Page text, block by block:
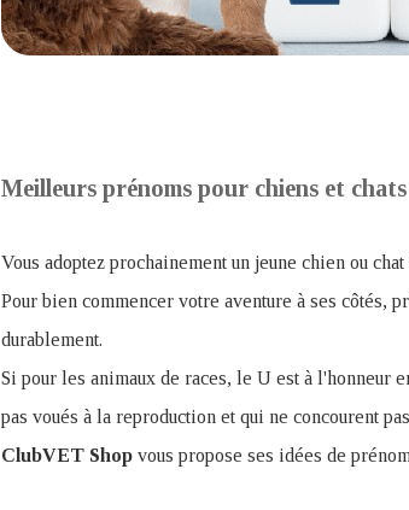
Meilleurs prénoms pour chiens et chats
Vous adoptez prochainement un jeune chien ou chat
Pour bien commencer votre aventure à ses côtés,
durablement.
Si pour les animaux de races, le U est à l'honneur
pas voués à la reproduction et qui ne concourent
ClubVET Shop vous propose ses idées de